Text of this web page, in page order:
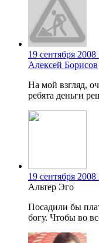
19 сентября
Алексей Борисов
На мой взгляд,
ребята деньги
19 сентября
Альтер Эго
Посадили бы
богу. Чтобы во